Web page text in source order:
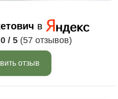
в
/ 5 (57 отзывов)
отзыв